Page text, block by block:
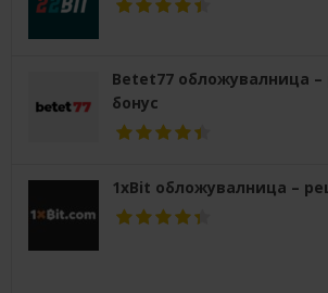
Betet77 обложувалница –
бонус
1xBit обложувалница –